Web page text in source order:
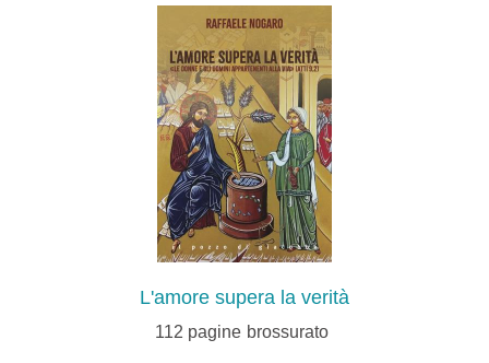
L'amore supera la verità
112 pagine brossurato